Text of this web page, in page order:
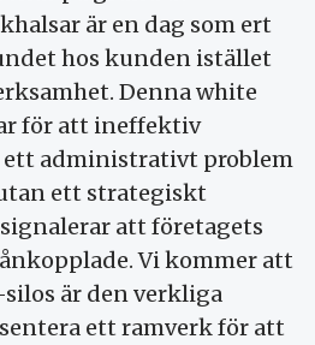
är en dag som ert
hos kunden istället
Denna white
för att ineffektiv
administrativt problem
ett strategiskt
att företagets
Vi kommer att
är den verkliga
ett ramverk för att